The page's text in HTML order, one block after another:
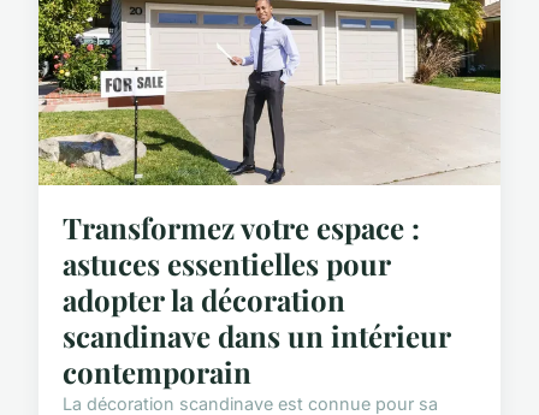
Transformez votre espace :
astuces essentielles pour
adopter la décoration
scandinave dans un intérieur
contemporain
La décoration scandinave est connue pour sa